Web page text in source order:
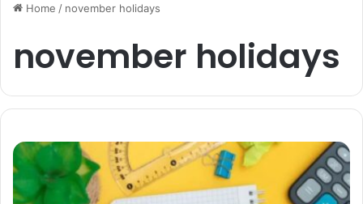
Home / november holidays
november holidays